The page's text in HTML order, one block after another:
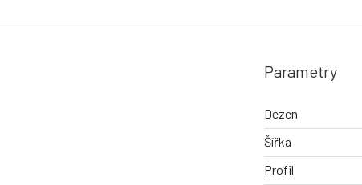
Parametry
Dezen
Šířka
Profil